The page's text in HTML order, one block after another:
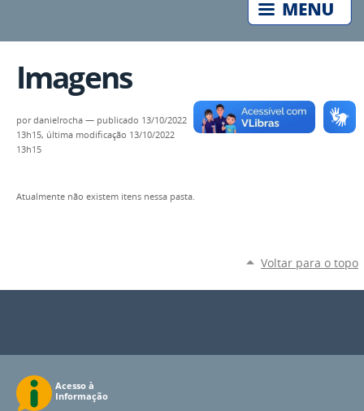
Imagens
pordanielrocha — publicado 13/10/2022
13h15, última modificação 13/10/2022
13h15
Atualmente não existem itens nessa pasta.
Voltar para o topo